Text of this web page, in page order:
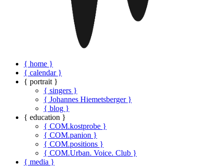
{ home }
{ calendar }
{ portrait }
{ singers }
{ Johannes Hiemetsberger }
{ blog }
{ education }
{ COM.kostprobe }
{ COM.panion }
{ COM.positions }
{ COM.Urban. Voice. Club }
{ media }